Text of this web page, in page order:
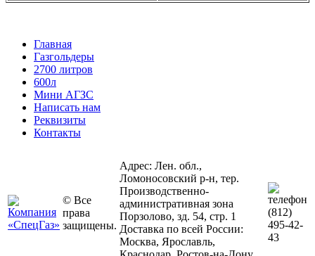
Главная
Газгольдеры
2700 литров
600л
Мини АГЗС
Написать нам
Реквизиты
Контакты
© Все
права
защищены.
Адрес: Лен. обл.,
Ломоносовский р-н, тер.
Производственно-
административная зона
Порзолово, зд. 54, стр. 1
Доставка по всей России:
Москва, Ярославль,
(812)
495-42-
43